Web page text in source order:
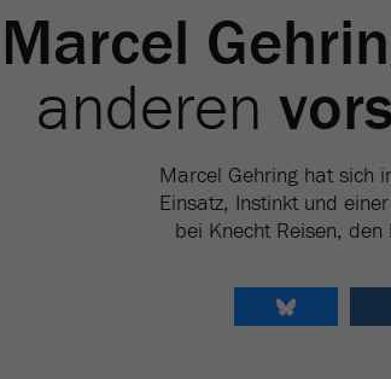
Marcel
anderen
Marcel Gehring hat sich
Einsatz, Instinkt und
bei Knecht Reisen,